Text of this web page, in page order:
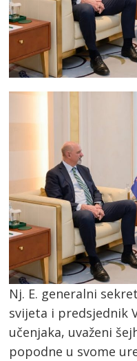
Nj. E. generalni
svijeta i predsjednik
učenjaka, uvaženi
popodne u svome